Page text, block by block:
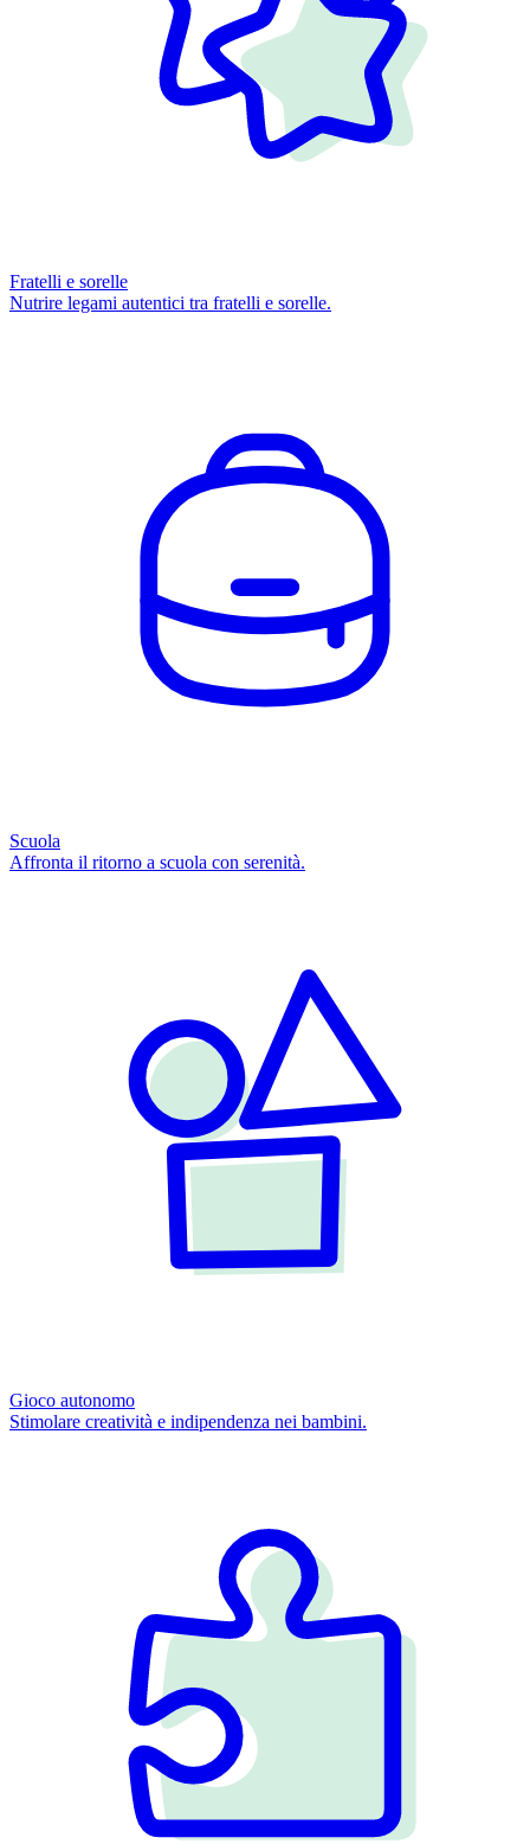
Fratelli e sorelle
Nutrire legami autentici tra fratelli e sorelle.
Scuola
Affronta il ritorno a scuola con serenità.
Gioco autonomo
Stimolare creatività e indipendenza nei bambini.